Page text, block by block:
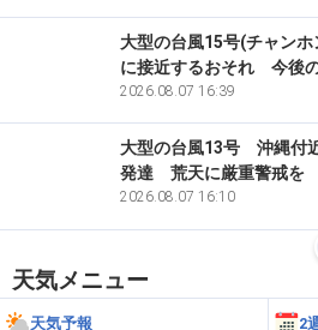
大型の台風15号(チャン
に接近するおそれ 今後
2026.08.07 16:39
大型の台風13号 沖縄付
発達 荒天に厳重警戒を
2026.08.07 16:10
天気メニュー
天気予報 2